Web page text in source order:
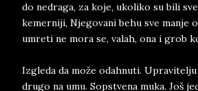
do nedraga, za koje, ukoliko su bili
kemerniji, Njegovani behu sve manje
umreti ne mora se, valah, ona i grob
Izgleda da može odahnuti.
drugo na umu. Sopstvena muka. Još